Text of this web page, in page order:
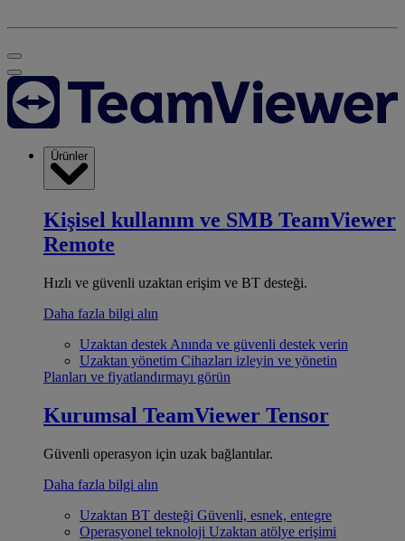
Ürünler
Kişisel kullanım ve SMB TeamViewer
Remote
Hızlı ve güvenli uzaktan erişim ve BT desteği.
Daha fazla bilgi alın
Uzaktan destek Anında ve güvenli destek verin
Uzaktan yönetim Cihazları izleyin ve yönetin
Planları ve fiyatlandırmayı görün
Kurumsal TeamViewer Tensor
Güvenli operasyon için uzak bağlantılar.
Daha fazla bilgi alın
Uzaktan BT desteği Güvenli, esnek, entegre
Operasyonel teknoloji Uzaktan atölye erişimi